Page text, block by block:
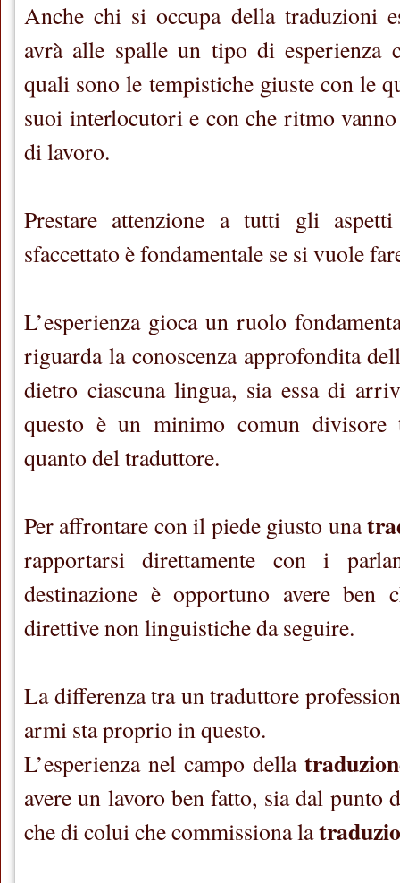
Anche chi si occupa della traduzioni
avrà alle spalle un tipo di esperienza
quali sono le tempistiche giuste con le
suoi interlocutori e con che ritmo
di lavoro.
Prestare attenzione a tutti gli
sfaccettato è fondamentale se si vuole
L’esperienza gioca un ruolo
riguarda la conoscenza approfondita
dietro ciascuna lingua, sia essa di
questo è un minimo comun divisore
quanto del traduttore.
Per affrontare con il piede giusto una
rapportarsi direttamente con i
destinazione è opportuno avere
direttive non linguistiche da seguire.
La differenza tra un traduttore
armi sta proprio in questo.
L’esperienza nel campo della
avere un lavoro ben fatto, sia dal punto
che di colui che commissiona la